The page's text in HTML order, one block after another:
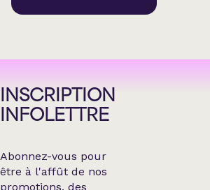
INSCRIPTION
INFOLETTRE
Abonnez-vous pour
être à l'affût de nos
promotions, des